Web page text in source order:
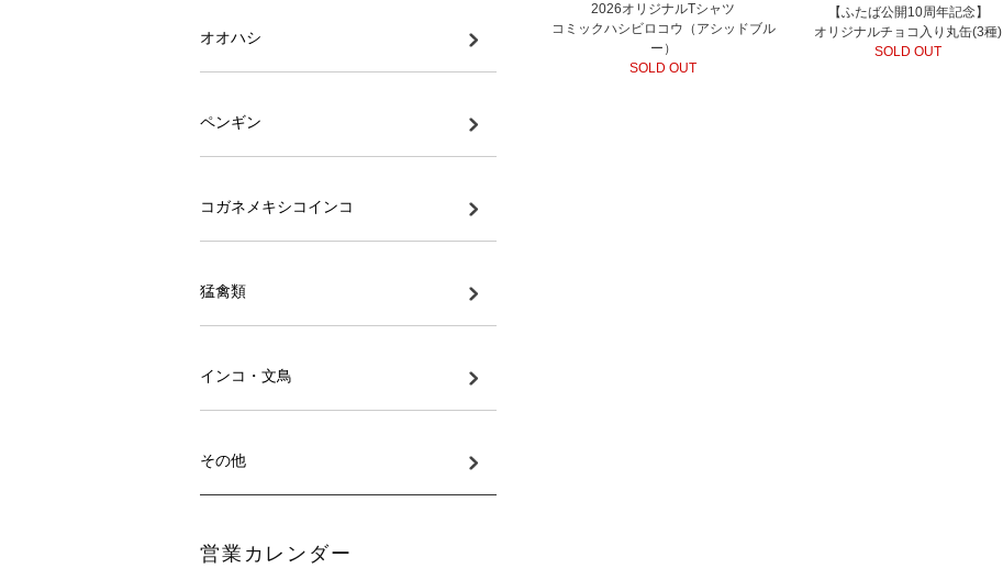
2026オリジナルTシャツ
コミックハシビロコウ（アシッドブル
ー）
SOLD OUT
【ふたば公開10周年記念】
オリジナルチョコ入り丸缶(3種)
SOLD OUT
オオハシ
ペンギン
コガネメキシコインコ
猛禽類
インコ・文鳥
その他
営業カレンダー